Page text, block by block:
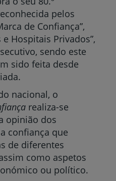
pelos
de Confiança”,
Hospitais Privados”,
sendo este
sido feita desde
nacional, o
realiza-se
opinião dos
confiança que
de diferentes
como aspetos
ou político.